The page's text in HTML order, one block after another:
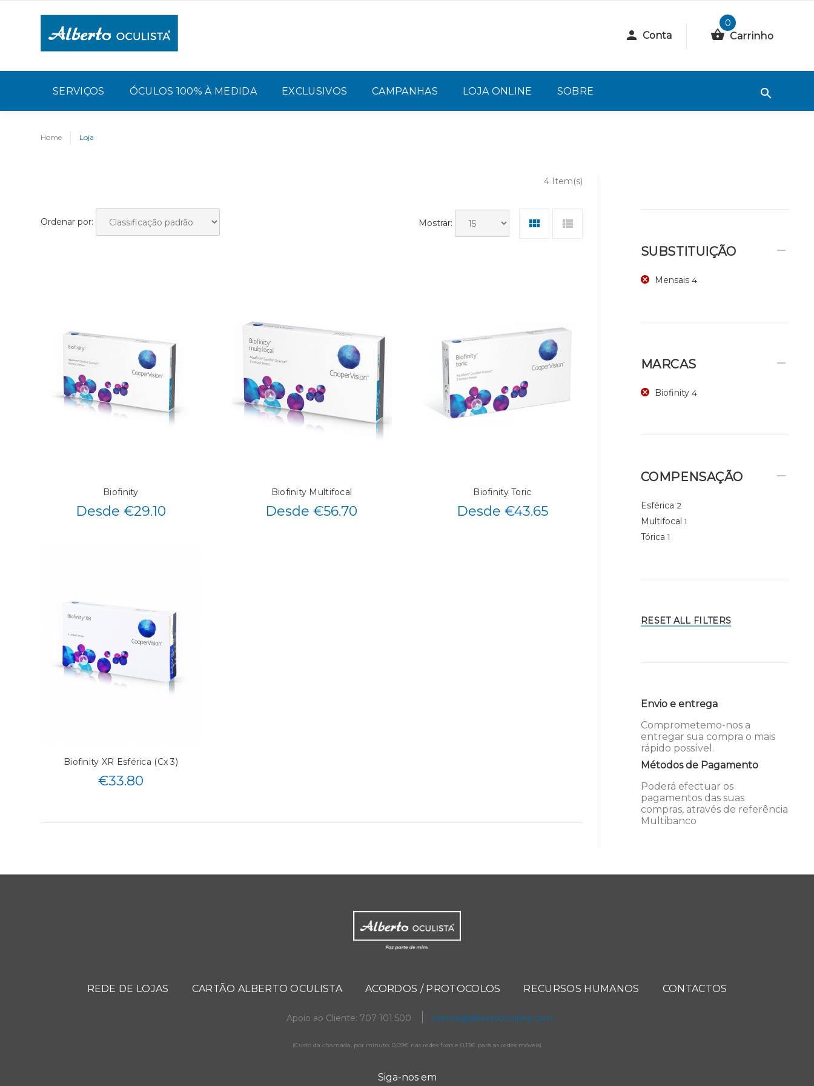
Conta
0
Carrinho
SERVIÇOS ÓCULOS 100% À MEDIDA EXCLUSIVOS CAMPANHAS LOJA ONLINE SOBRE
Home Loja
4 Item(s)
Ordenar por: Mostrar:
Biofinity
Desde €29.10
Biofinity Multifocal
Desde €56.70
Biofinity Toric
Desde €43.65
Biofinity XR Esférica (Cx 3)
€33.80
SUBSTITUIÇÃO
Mensais 4
MARCAS
Biofinity 4
COMPENSAÇÃO
Esférica 2
Multifocal 1
Tórica 1
RESET ALL FILTERS
Envio e entrega
Comprometemo-nos a
entregar sua compra o mais
rápido possível.
Métodos de Pagamento
Poderá efectuar os
pagamentos das suas
compras, através de referência
Multibanco
REDE DE LOJAS CARTÃO ALBERTO OCULISTA ACORDOS / PROTOCOLOS RECURSOS HUMANOS CONTACTOS
Apoio ao Cliente: 707 101 500 cliente@albertooculista.com
(Custo da chamada, por minuto: 0,09€ nas redes fixas e 0,13€ para as redes móveis)
Siga-nos em